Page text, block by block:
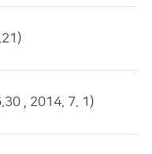
, 2014. 7. 1)